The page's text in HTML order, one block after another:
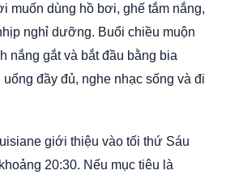
muốn dùng hồ bơi, ghế tắm nắng,
nghỉ dưỡng. Buổi chiều muộn
nắng gắt và bắt đầu bằng bia
đầy đủ, nghe nhạc sống và đi
giới thiệu vào tối thứ Sáu
20:30. Nếu mục tiêu là